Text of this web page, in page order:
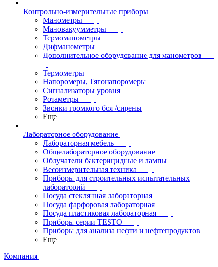
Контрольно-измерительные приборы
Манометры
Мановакуумметры
Термоманометры
Дифманометры
Дополнительное оборудование для манометров
Термометры
Напоромеры, Тягонапоромеры
Сигнализаторы уровня
Ротаметры
Звонки громкого боя /сирены
Еще
Лабораторное оборудование
Лабораторная мебель
Общелабораторное оборудование
Облучатели бактерицидные и лампы
Весоизмерительная техника
Приборы для строительных испытательных
лабораторий
Посуда стеклянная лабораторная
Посуда фарфоровая лабораторная
Посуда пластиковая лабораторная
Приборы серии TESTO
Приборы для анализа нефти и нефтепродуктов
Еще
Компания